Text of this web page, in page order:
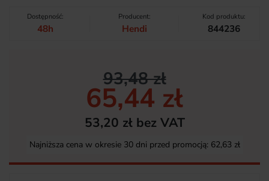
Dostępność:
48h
Producent:
Hendi
Kod produktu:
844236
93,48 zł
65,44 zł
53,20 zł bez VAT
Najniższa cena w okresie 30 dni przed promocją: 62,63 zł